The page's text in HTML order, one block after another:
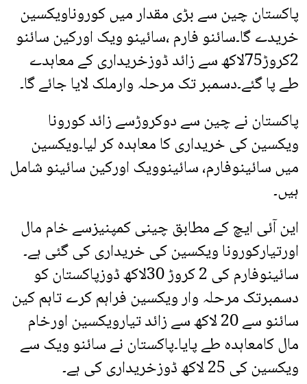
پاکستان چین سے بڑی مقدار میں کوروناویکسین
خریدے گا۔سائنو فارم ،سائینو ویک اورکین سائنو
2کروڑ75لاکھ سے زائد ڈوزخریداری کے معاہدے
طے پا گئے۔دسمبر تک مرحلہ وارملک لایا جائے گا۔
پاکستان نے چین سے دوکروڑسے زائد کورونا
ویکسین کی خریداری کا معاہدہ کر لیا۔ویکسین
میں سائینوفارم، سائینوویک اورکین سائینو شامل
ہیں۔
این آئی ایچ کے مطابق چینی کمپنیزسے خام مال
اورتیارکورونا ویکسین کی خریداری کی گئی ہے۔
سائینوفارم کی 2 کروڑ 30لاکھ ڈوزپاکستان کو
دسمبرتک مرحلہ وار ویکسین فراہم کرے تاہم کین
سائنو سے 20 لاکھ سے زائد تیارویکسین اورخام
مال کامعاہدہ طے پایا۔پاکستان نے سائنو ویک سے
ویکسین کی 25 لاکھ ڈوزخریداری کی ہے۔